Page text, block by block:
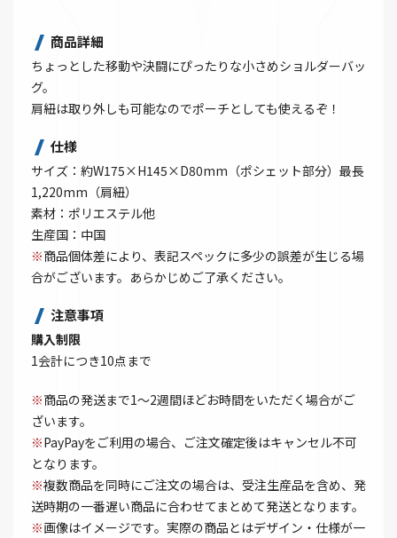
商品詳細
ちょっとした移動や決闘にぴったりな小さめショルダーバッ
グ。
肩紐は取り外しも可能なのでポーチとしても使えるぞ！
仕様
サイズ：約W175×H145×D80mm（ポシェット部分）最長
1,220mm（肩紐）
素材：ポリエステル他
生産国：中国
※商品個体差により、表記スペックに多少の誤差が生じる場
合がございます。あらかじめご了承ください。
注意事項
購入制限
1会計につき10点まで
※商品の発送まで1～2週間ほどお時間をいただく場合がご
ざいます。
※PayPayをご利用の場合、ご注文確定後はキャンセル不可
となります。
※複数商品を同時にご注文の場合は、受注生産品を含め、発
送時期の一番遅い商品に合わせてまとめて発送となります。
※画像はイメージです。実際の商品とはデザイン・仕様が一